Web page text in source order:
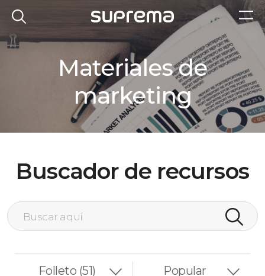
Materiales de
marketing
Buscador de recursos